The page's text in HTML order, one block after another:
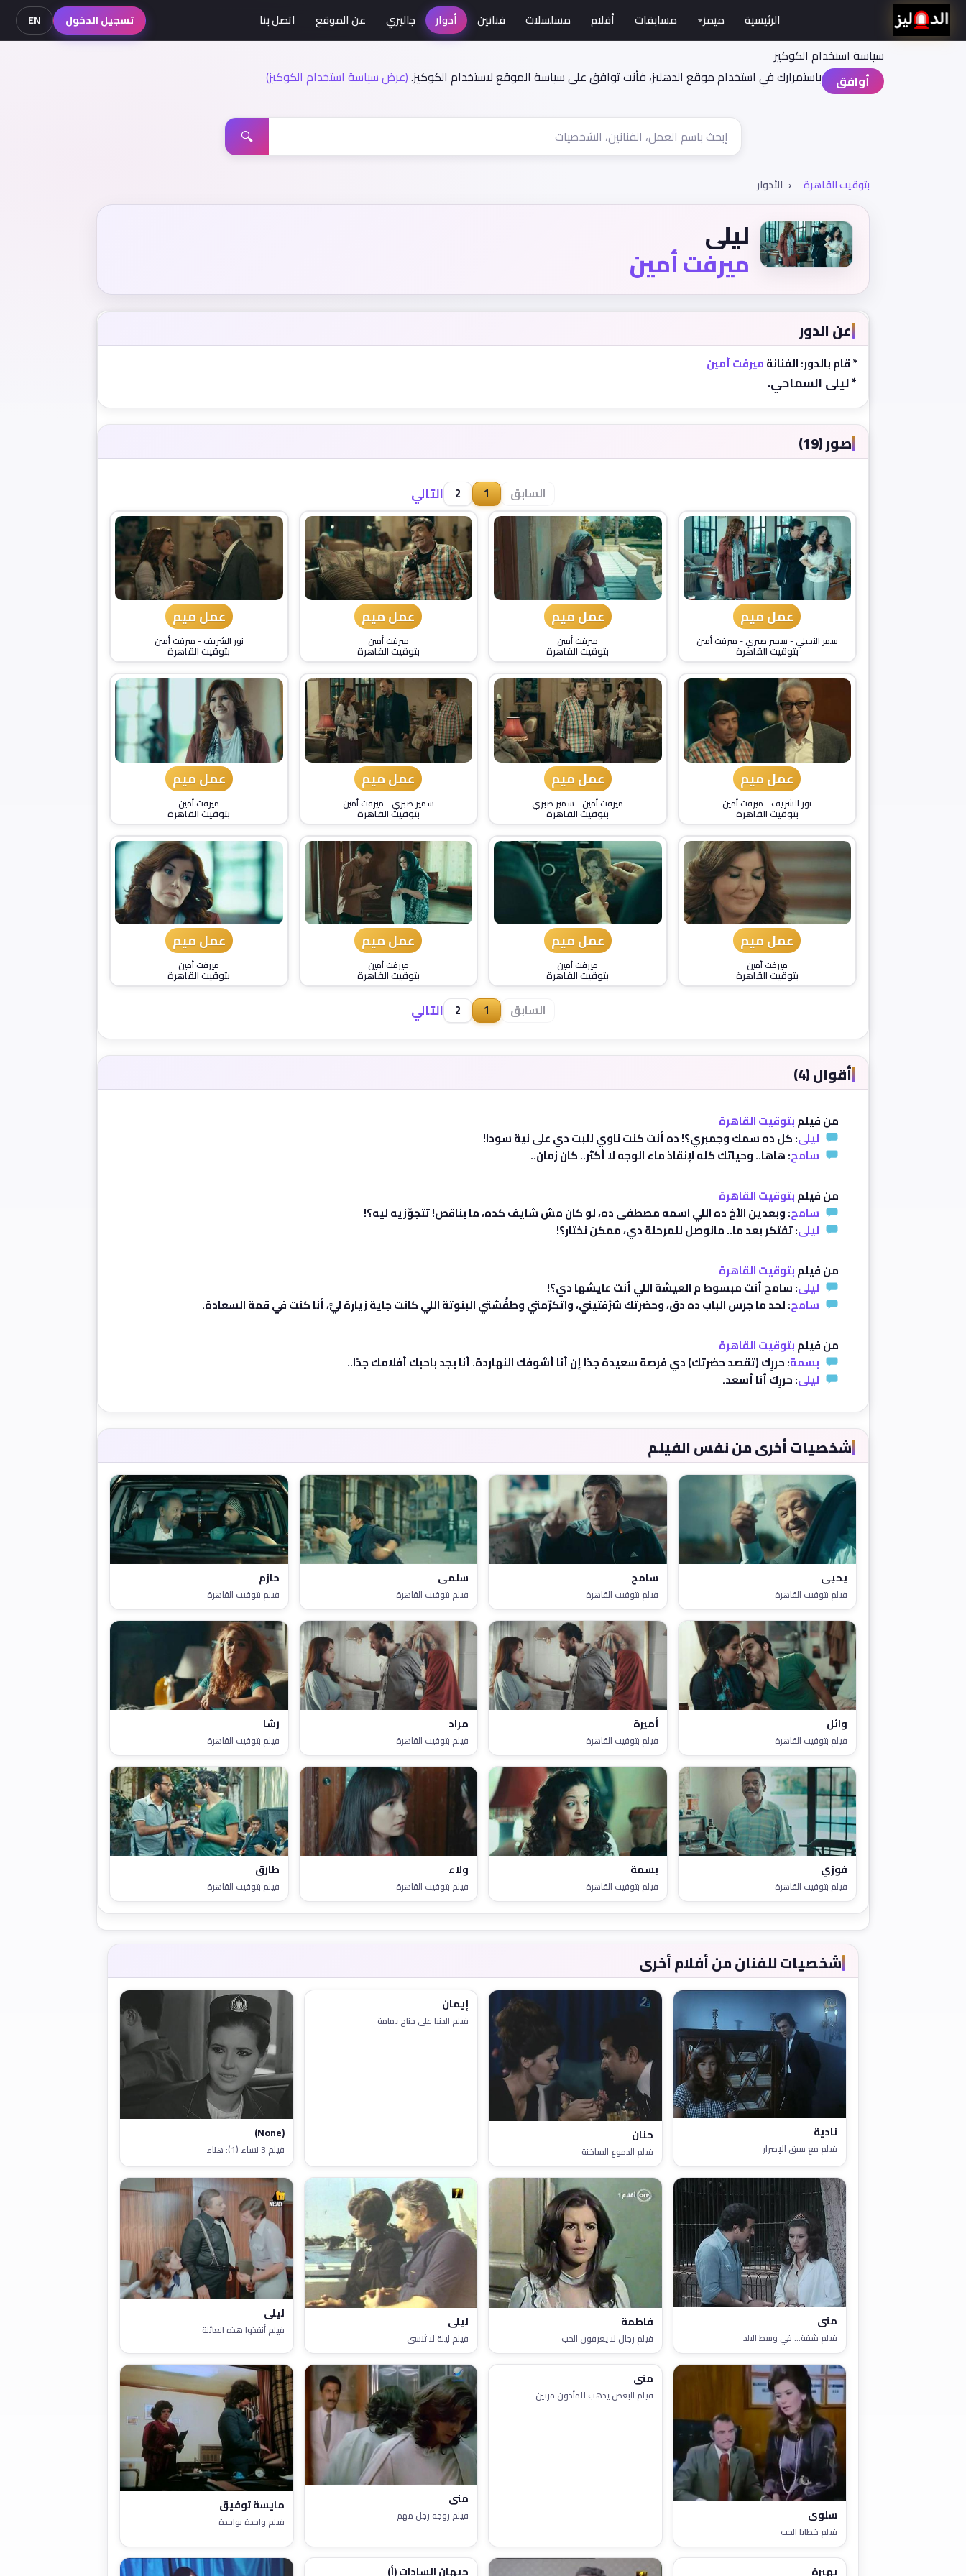
سياسة اسنخدام الكوكيز
أوافق
باستمرارك في استخدام موقع الدهليز، فأنت توافق على سياسة الموقع لاستخدام الكوكيز.(عرض سياسة استخدام الكوكيز)
الرئيسية ميمز مسابقات أفلام مسلسلات فنانين أدوار جاليري عن الموقع اتصل بنا تسجيل الدخول EN
🔍
بتوقيت القاهرة الأدوار
ليلى
ميرفت أمين
عن الدور
* قام بالدور: الفنانةميرفت أمين
* ليلى السماحي.
صور (19)
السابق 1
2 التالي
عمل ميم
سمر النجيلي-سمير صبري-ميرفت أمين
بتوقيت القاهرة
عمل ميم
ميرفت أمين
بتوقيت القاهرة
عمل ميم
ميرفت أمين
بتوقيت القاهرة
عمل ميم
نور الشريف-ميرفت أمين
بتوقيت القاهرة
عمل ميم
نور الشريف-ميرفت أمين
بتوقيت القاهرة
عمل ميم
ميرفت أمين-سمير صبري
بتوقيت القاهرة
عمل ميم
سمير صبري-ميرفت أمين
بتوقيت القاهرة
عمل ميم
ميرفت أمين
بتوقيت القاهرة
عمل ميم
ميرفت أمين
بتوقيت القاهرة
عمل ميم
ميرفت أمين
بتوقيت القاهرة
عمل ميم
ميرفت أمين
بتوقيت القاهرة
عمل ميم
ميرفت أمين
بتوقيت القاهرة
السابق 1
2 التالي
أقوال (4)
من فيلمبتوقيت القاهرة
ليلى: كل ده سمك وجمبري؟! ده أنت كنت ناوي للبت دي على نية سودا!
سامح: هاها.. وحياتك كله لإنقاذ ماء الوجه لا أكثر.. كان زمان..
من فيلمبتوقيت القاهرة
سامح: وبعدين الأخ ده اللي اسمه مصطفى ده، لو كان مش شايف كده، ما بناقص! تتجوِّزيه ليه؟!
ليلى: تفتكر بعد ما.. مانوصل للمرحلة دي، ممكن نختار؟!
من فيلمبتوقيت القاهرة
ليلى: سامح أنت مبسوط م العيشة اللي أنت عايشها دي؟!
سامح: لحد ما جرس الباب ده دق، وحضرتك شرَّفتيني، واتكرَّمتي وطفِّشتي البنوتة اللي كانت جاية زيارة ليَّ، أنا كنت في قمة السعادة.
من فيلمبتوقيت القاهرة
بسمة: حررِك (تقصد حضرتك) دي فرصة سعيدة جدًا إن أنا أشوفك النهاردة. أنا بجد باحبك أفلامك جدًا..
ليلى: حررِك أنا أسعد.
شخصيات أخرى من نفس الفيلم
يحيى
فيلم بتوقيت القاهرة
سامح
فيلم بتوقيت القاهرة
سلمى
فيلم بتوقيت القاهرة
حازم
فيلم بتوقيت القاهرة
وائل
فيلم بتوقيت القاهرة
أميرة
فيلم بتوقيت القاهرة
مراد
فيلم بتوقيت القاهرة
رشا
فيلم بتوقيت القاهرة
فوزي
فيلم بتوقيت القاهرة
بسمة
فيلم بتوقيت القاهرة
ولاء
فيلم بتوقيت القاهرة
طارق
فيلم بتوقيت القاهرة
شخصيات للفنان من أفلام أخرى
نادية
فيلم مع سبق الإصرار
حنان
فيلم الدموع الساخنة
إيمان
فيلم الدنيا على جناح يمامة
(None)
فيلم 3 نساء (1): هناء
منى
فيلم شقة... في وسط البلد
فاطمة
فيلم رجال لا يعرفون الحب
ليلى
فيلم ليلة لا تُنسى
ليلى
فيلم أنقذوا هذه العائلة
سلوى
فيلم خطايا الحب
منى
فيلم البعض يذهب للمأذون مرتين
منى
فيلم زوجة رجل مهم
مايسة توفيق
فيلم واحدة بواحدة
بهيرة جيهان السادات (أ)